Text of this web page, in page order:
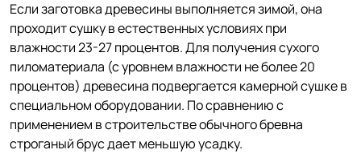
Если заготовка древесины выполняется зимой, она
проходит сушку в естественных условиях при
влажности 23-27 процентов. Для получения сухого
пиломатериала (с уровнем влажности не более 20
процентов) древесина подвергается камерной сушке в
специальном оборудовании. По сравнению с
применением в строительстве обычного бревна
строганый брус дает меньшую усадку.